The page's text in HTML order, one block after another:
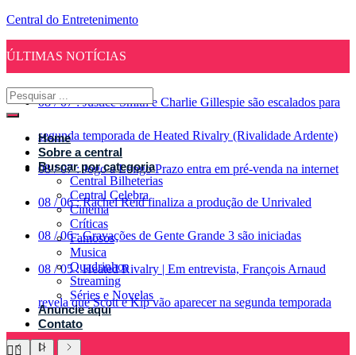
Central do Entretenimento
ÚLTIMAS NOTÍCIAS
08 / 07 : Justice Smith e Charlie Gillespie são escalados para
segunda temporada de Heated Rivalry (Rivalidade Ardente)
08 / 07 : Jogo a Longo Prazo entra em pré-venda na internet
08 / 06 : Rachel Reid finaliza a produção de Unrivaled
08 / 06 : Gravações de Gente Grande 3 são iniciadas
08 / 05 : Heated Rivalry | Em entrevista, François Arnaud
revela que Scott e Kip vão aparecer na segunda temporada
Home
Sobre a central
Buscar por categoria
Central Bilheterias
Central Celebra
Cinema
Críticas
Famosos
Musica
Quadrinhos
Streaming
Séries e Novelas
Anuncie aqui
Contato